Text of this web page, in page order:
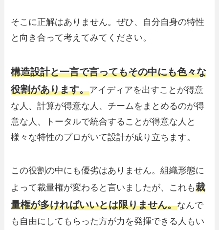
そこに正解はありません。ぜひ、自分自身の特性
と向き合って考えてみてください。
構造設計と一言で言ってもその中にも色々な
役割があります。アイディアを出すことが得意
な人、計算が得意な人、チームをまとめるのが得
意な人、トータルで統合することが得意な人と
様々な特性のプロがいて設計が成り立ちます。
この役割の中にも優劣はありません。組織形態に
よって裁量権が変わると言いましたが、これも裁
量権が多ければいいとは限りません。なんで
も自由にしてもらった方が力を発揮できる人もい